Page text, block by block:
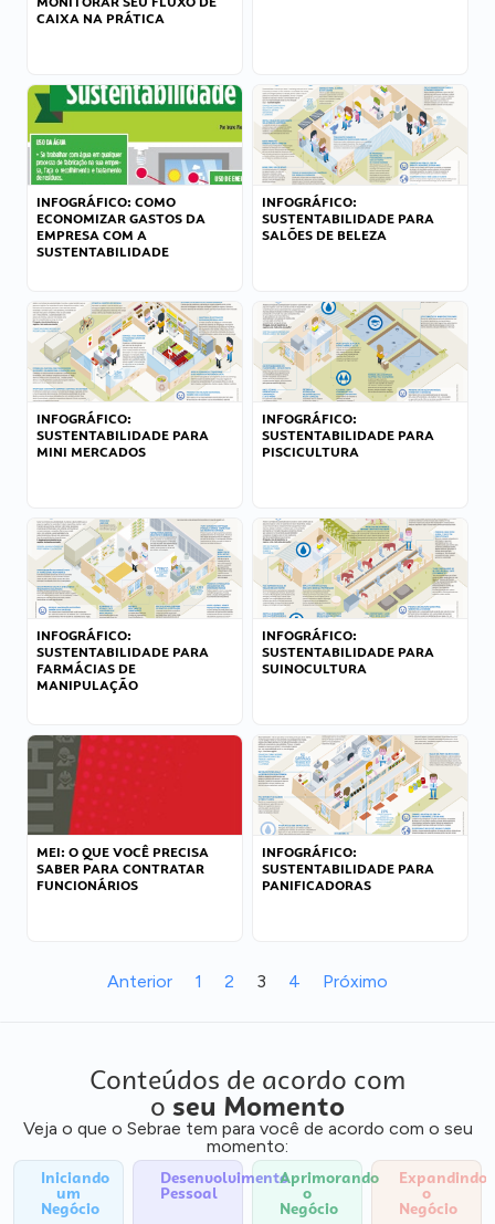
CAIXA NA PRÁTICA
INFOGRÁFICO: COMO
ECONOMIZAR GASTOS DA
EMPRESA COM A
SUSTENTABILIDADE
INFOGRÁFICO:
SUSTENTABILIDADE PARA
SALÕES DE BELEZA
INFOGRÁFICO:
SUSTENTABILIDADE PARA
MINI MERCADOS
INFOGRÁFICO:
SUSTENTABILIDADE PARA
PISCICULTURA
INFOGRÁFICO:
SUSTENTABILIDADE PARA
FARMÁCIAS DE
MANIPULAÇÃO
INFOGRÁFICO:
SUSTENTABILIDADE PARA
SUINOCULTURA
MEI: O QUE VOCÊ PRECISA
SABER PARA CONTRATAR
FUNCIONÁRIOS
INFOGRÁFICO:
SUSTENTABILIDADE PARA
PANIFICADORAS
Anterior 1 2 3 4 Próximo
Conteúdos de acordo com
o seu Momento
Veja o que o Sebrae tem para você de acordo com o seu
momento:
Iniciando
um
Negócio
Desenvolvimento
Pessoal
Aprimorando
o
Negócio
Expandindo
o
Negócio